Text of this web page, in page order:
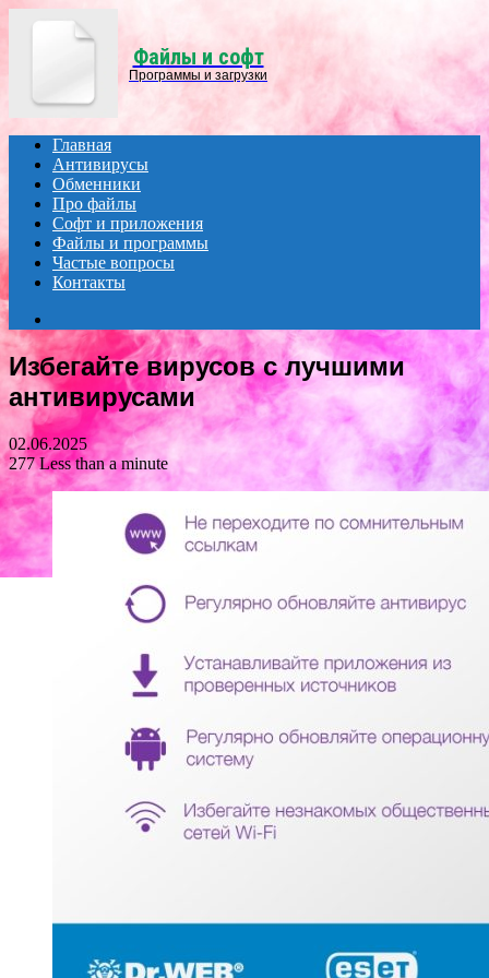
Файлы и софт
Программы и загрузки
Главная
Антивирусы
Обменники
Про файлы
Софт и приложения
Файлы и программы
Частые вопросы
Контакты
for
Избегайте вирусов с лучшими
антивирусами
02.06.2025
277Less than a minute